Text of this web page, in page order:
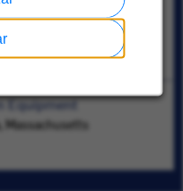
Equipment
Massachusetts